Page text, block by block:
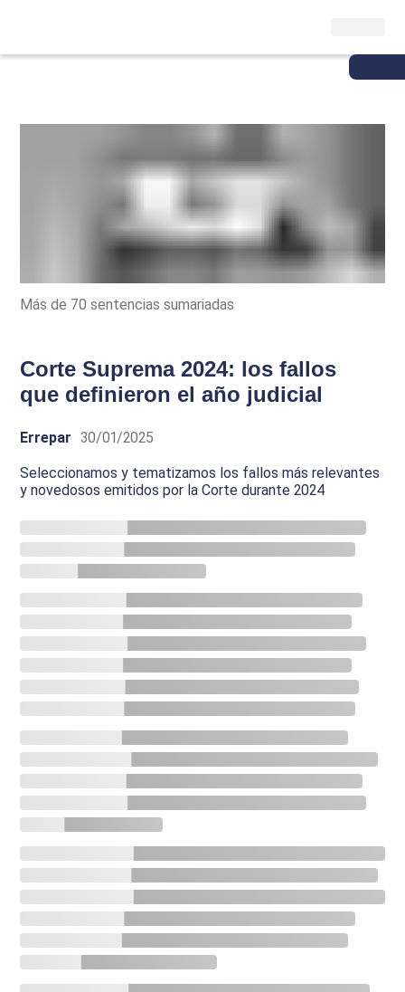
Más de 70 sentencias sumariadas
Corte Suprema 2024: los fallos
que definieron el año judicial
Errepar 30/01/2025
Seleccionamos y tematizamos los fallos más relevantes
y novedosos emitidos por la Corte durante 2024